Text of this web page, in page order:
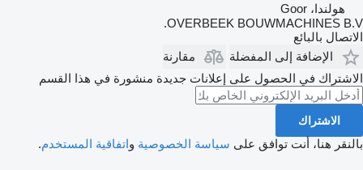
هولندا، Goor
OVERBEEK BOUWMACHINES B.V.
الاتصال بالبائع
الإضافة إلى المفضلة
مقارنة
الاشتراك في الحصول على إعلانات جديدة منشورة في هذا القسم
الاشتراك
بالنقر هنا، أنت توافق على سياسة الخصوصية واتفاقية المستخدم.